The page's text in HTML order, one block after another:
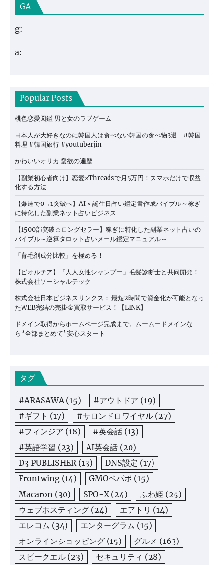
GA
g:
a:
Popular Posts
桃色恋愛図鑑 男と女のラブゲーム
日本人が大好きなのに韓国人は食べない韓国の食べ物3選 #韓国
料理 #韓国旅行 #youtuberjin
かわいいオリカ 愛欲の遍歴
【副業初心者向け】恋愛×Threadsで月5万円！スマホだけで収益
化する方法
【爆速で0→1突破へ】AI × 誕生日占い鑑定書作成バイブル～稼ぎ
に特化した副業ネット占いビジネス
【1500部突破☆ロングセラー】稼ぎに特化した副業ネット占いの
バイブル～逆算タロット占いメール鑑定マニュアル～
「育毛剤成分比較」を極める！
【ビオルチア】「大人女性シャンプー」毛髪診断士と共同開発！
株式会社ソーシャルテック
株式会社日本ビジネスリンクス： 最短2時間で資金化が可能となっ
たWEB完結の売掛金買取サービス！【LINK】
ドメイン取得からホームページ完成まで。ムームードメインな
ら“全部まとめて”安心スタート
タグ
#ARASAWA(15) #アウトドア (19)
#ギフト (17) #サロンドロワイヤル (27)
#フィンジア (18) #英会話 (13)
#英語学習 (23) AI英会話 (20)
D3 PUBLISHER(13) DNS設定 (17)
Frontwing (14) GMOペパボ (15)
Macaron (30) SPO-X(24) ふわ姫 (25)
ウェブホスティング (24) エアトリ (14)
エレコム (34) エンターグラム (15)
オンラインショッピング (15) グルメ (163)
スピークエル (23) セキュリティ (28)